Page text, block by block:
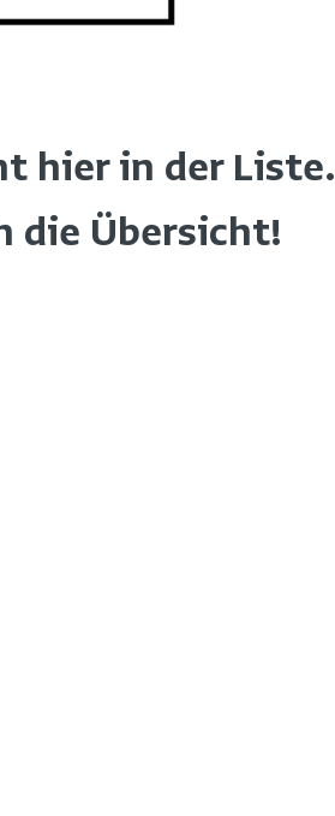
hier in der Liste.
die Übersicht!